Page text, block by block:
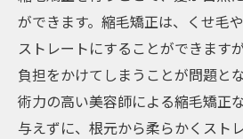
ができます。縮毛矯正は、くせ毛
ストレートにすることができます
負担をかけてしまうことが問題と
術力の高い美容師による縮毛矯正
与えずに、根元から柔らかくスト